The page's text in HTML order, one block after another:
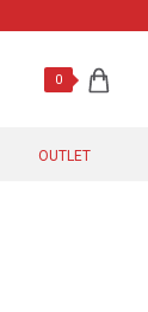
0
OUTLET